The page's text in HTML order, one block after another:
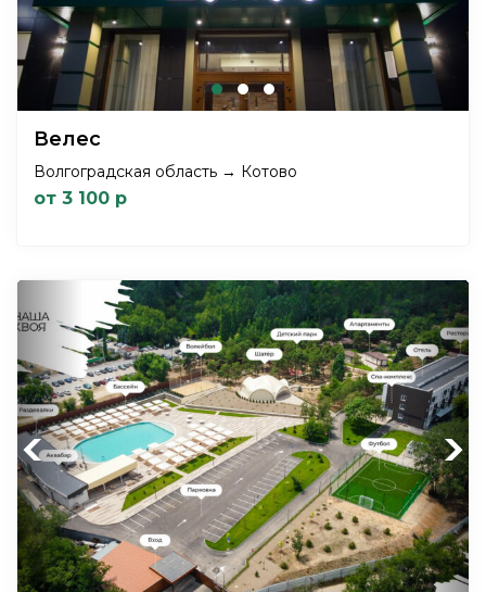
Велес
Волгоградская область → Котово
от 3 100 р
Previous Next